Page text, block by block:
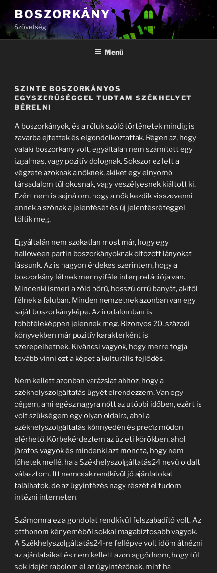
Tartalomhoz
BOSZORKÁNY
Szövetség
Menü
SZINTE BOSZORKÁNYOS
EGYSZERŰSÉGGEL TUDTAM SZÉKHELYET
BÉRELNI
A boszorkányok, és a róluk szóló történetek mindig is
zavarba ejtettek és elgondolkoztattak. Régen az, hogy
valaki boszorkány volt, egyáltalán nem számított egy
izgalmas, vagy pozitív dolognak. Sokszor ez lett a
végzete azoknak a nőknek, akiket egy elnyomó
társadalom túl okosnak, vagy veszélyesnek kiáltott ki.
Ezért nem is sajnálom, hogy a nők kezdik visszavenni
ennek a szónak a jelentését és új jelentésréteggel
töltik meg.
Egyáltalán nem szokatlan most már, hogy egy
halloween partin boszorkányoknak öltözött lányokat
lássunk. Az is nagyon érdekes szerintem, hogy a
boszorkány létnek mennyiféle interpretációja van.
Mindenki ismeri a zöld bőrű, hosszú orrú banyát, akitől
félnek a faluban. Minden nemzetnek azonban van egy
saját boszorkányképe. Az irodalomban is
többféleképpen jelennek meg. Bizonyos 20. századi
könyvekben már pozitív karakterként is
szerepelhetnek. Kíváncsi vagyok, hogy merre fogja
tovább vinni ezt a képet a kulturális fejlődés.
Nem kellett azonban varázslat ahhoz, hogy a
székhelyszolgáltatás ügyét elrendezzem. Van egy
cégem, ami egész nagyra nőtt az utóbbi időben, ezért is
volt szükségem egy olyan oldalra, ahol a
székhelyszolgáltatás könnyedén és precíz módon
elérhető. Körbekérdeztem az üzleti körökben, ahol
járatos vagyok és mindenki azt mondta, hogy nem
lőhetek mellé, ha a Székhelyszolgáltatás24 nevű oldalt
választom. Itt nemcsak rendkívül jó ajánlatokat
találhatok, de az ügyintézés nagy részét el tudom
intézni interneten.
Számomra ez a gondolat rendkívül felszabadító volt. Az
otthonom kényeméből sokkal magabiztosabb vagyok.
A Székhelyszolgáltatás24-re fellépve volt időm átnézni
az ajánlataikat és nem kellett azon aggódnom, hogy túl
sok idejét rabolom el az ügyintézőnek, mint ha